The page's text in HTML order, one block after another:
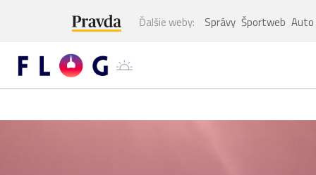
Ďalšie weby: Správy Športweb Auto